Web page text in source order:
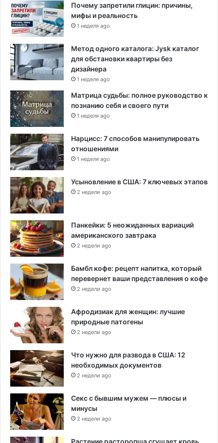
н
Почему запретили глицин: причины,
мифы и реальность
1 неделя ago
Метод одного каталога: Jysk каталог
для обстановки квартиры без
дизайнера
1 неделя ago
Матрица судьбы: полное руководство к
познанию себя и своего пути
1 неделя ago
Нарцисс: 7 способов манипулировать
отношениями
1 неделя ago
Усыновление в США: 7 ключевых этапов
2 недели ago
Панкейки: 5 неожиданных вариаций
американского завтрака
2 недели ago
Бамбл кофе: рецепт напитка, который
перевернет ваши представления о кофе
2 недели ago
Афродизиак для женщин: лучшие
природные патогены
2 недели ago
Что нужно для развода в США: 12
необходимых документов
2 недели ago
Секс с бывшим мужем — плюсы и
минусы
2 недели ago
Растение расторопша сгущает кровь